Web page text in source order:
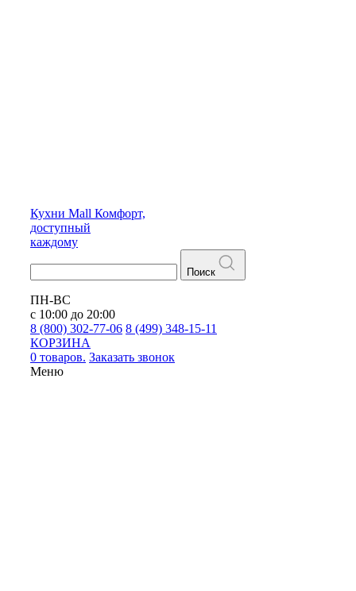
Кухни Mall Комфорт,
доступный
каждому
Поиск
ПН-ВС
с 10:00 до 20:00
8 (800) 302-77-06 8 (499) 348-15-11
КОРЗИНА
0 товаров. Заказать звонок
Меню